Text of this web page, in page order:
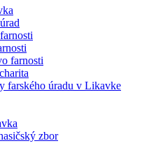
farnosti
farského úradu v Likavke
zbor